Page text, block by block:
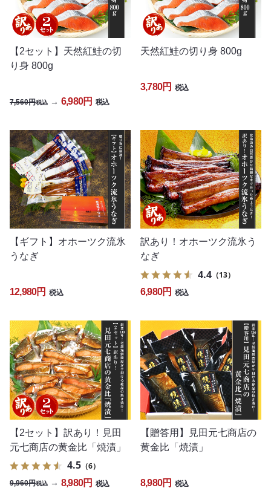
【2セット】天然紅鮭の切
り身 800g
7,560円税込 → 6,980円 税込
天然紅鮭の切り身 800g
3,780円 税込
【ギフト】オホーツク流氷
うなぎ
12,980円 税込
訳あり！オホーツク流氷う
なぎ
4.4 （13）
6,980円 税込
【2セット】訳あり！見田
元七商店の黄金比「焼漬」
4.5 （6）
9,960円税込 → 8,980円 税込
【贈答用】見田元七商店の
黄金比「焼漬」
8,980円 税込